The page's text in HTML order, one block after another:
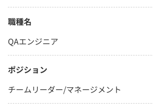
職種名
QAエンジニア
ポジション
チームリーダー/マネージメント